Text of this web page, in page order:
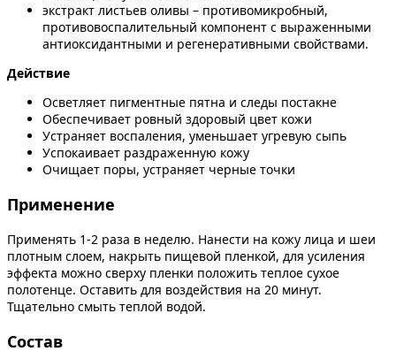
экстракт листьев оливы – противомикробный,
противовоспалительный компонент с выраженными
антиоксидантными и регенеративными свойствами.
Действие
Осветляет пигментные пятна и следы постакне
Обеспечивает ровный здоровый цвет кожи
Устраняет воспаления, уменьшает угревую сыпь
Успокаивает раздраженную кожу
Очищает поры, устраняет черные точки
Применение
Применять 1-2 раза в неделю. Нанести на кожу лица и шеи
плотным слоем, накрыть пищевой пленкой, для усиления
эффекта можно сверху пленки положить теплое сухое
полотенце. Оставить для воздействия на 20 минут.
Тщательно смыть теплой водой.
Состав